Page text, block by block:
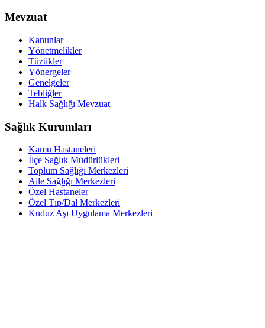
Mevzuat
Kanunlar
Yönetmelikler
Tüzükler
Yönergeler
Genelgeler
Tebliğler
Halk Sağlığı Mevzuat
Sağlık Kurumları
Kamu Hastaneleri
İlçe Sağlık Müdürlükleri
Toplum Sağlığı Merkezleri
Aile Sağlığı Merkezleri
Özel Hastaneler
Özel Tıp/Dal Merkezleri
Kuduz Aşı Uygulama Merkezleri